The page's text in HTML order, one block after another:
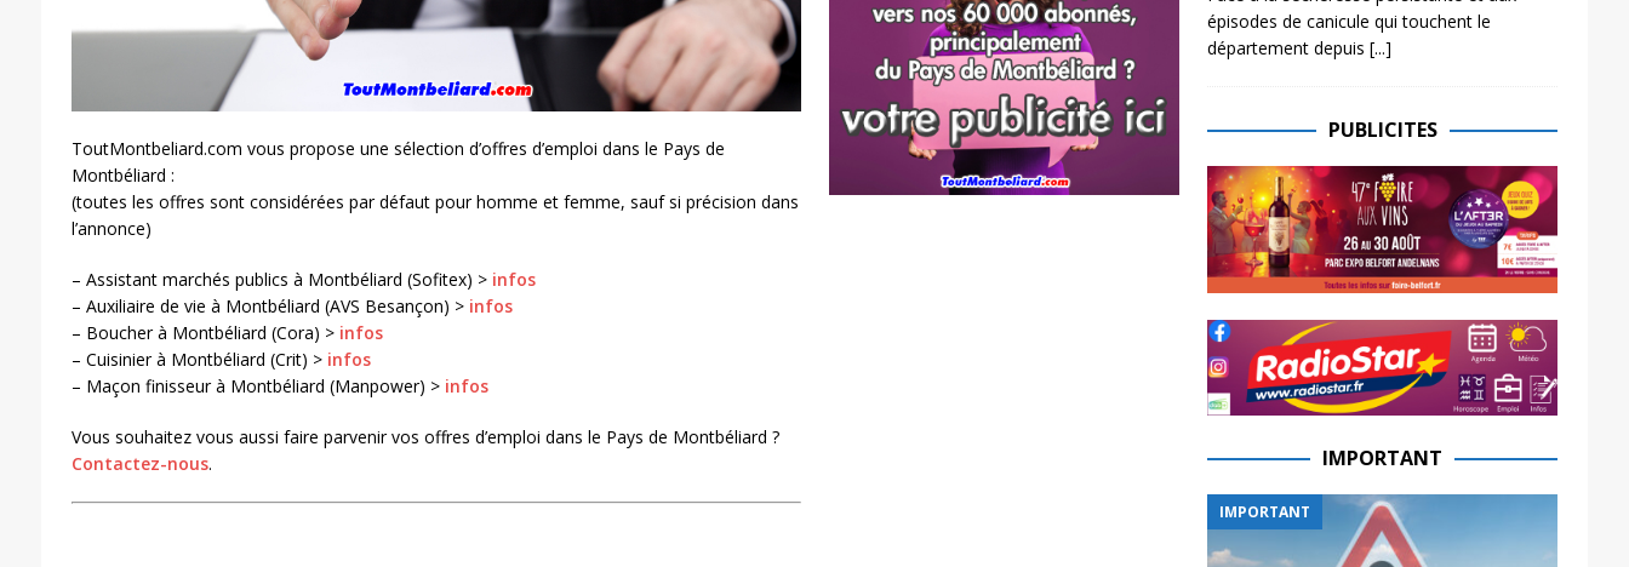
ToutMontbeliard.com vous propose une sélection d’offres d’emploi dans le Pays de
Montbéliard :
(toutes les offres sont considérées par défaut pour homme et femme, sauf si précision dans
l’annonce)
– Assistant marchés publics à Montbéliard (Sofitex) > infos
– Auxiliaire de vie à Montbéliard (AVS Besançon) > infos
– Boucher à Montbéliard (Cora) > infos
– Cuisinier à Montbéliard (Crit) > infos
– Maçon finisseur à Montbéliard (Manpower) > infos
Vous souhaitez vous aussi faire parvenir vos offres d’emploi dans le Pays de Montbéliard ?
Contactez-nous.
épisodes de canicule qui touchent le
département depuis [...]
PUBLICITES
IMPORTANT
IMPORTANT